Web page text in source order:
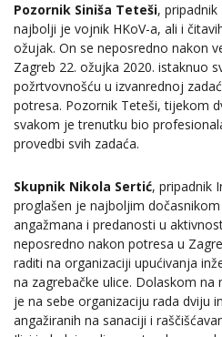
Pozornik Siniša Teteši,
najbolji je vojnik HKoV-a, ali i
ožujak. On se neposredno nakon
Zagreb 22. ožujka 2020. istaknuo
požrtvovnošću u izvanrednoj
potresa. Pozornik Teteši, tijekom
svakom je trenutku bio
provedbi svih zadaća.
Skupnik Nikola Sertić, pripadnik
proglašen je najboljim
angažmana i predanosti u
neposredno nakon potresa u
raditi na organizaciji upućivanja
na zagrebačke ulice. Dolaskom
je na sebe organizaciju rada dviju
angažiranih na sanaciji i